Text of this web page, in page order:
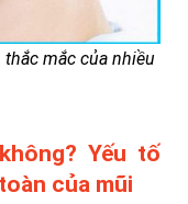
mắc của nhiều
Yếu tố
của mũi